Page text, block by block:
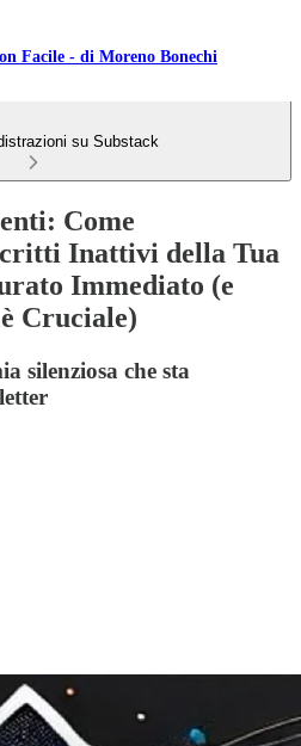
Facile - di Moreno Bonechi
su Substack
Come
Inattivi della Tua
Immediato (e
Cruciale)
silenziosa che sta